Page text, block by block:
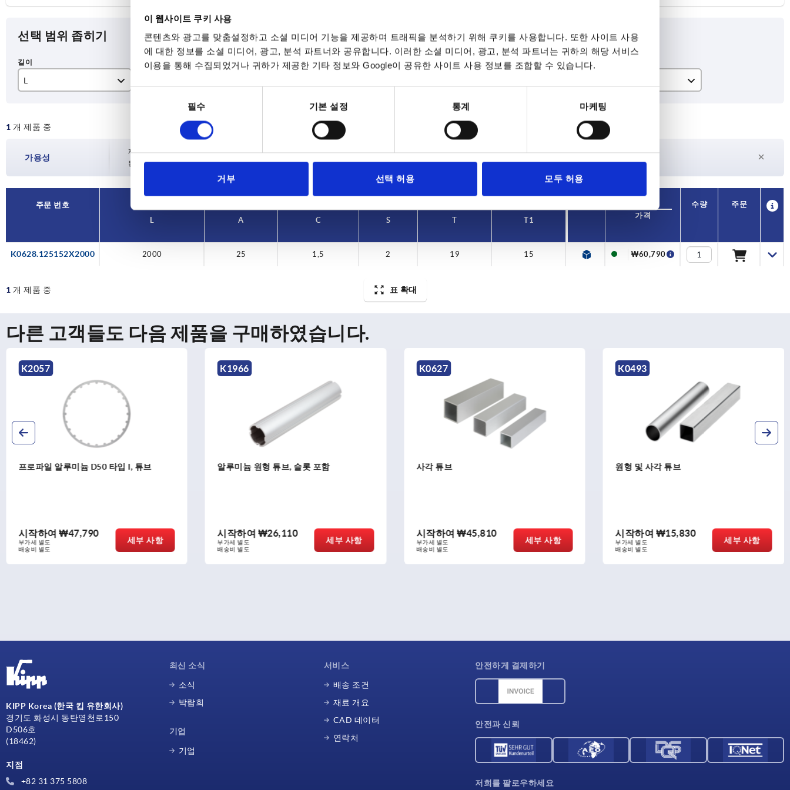
이 웹사이트 쿠키 사용
콘텐츠와 광고를 맞춤설정하고 소셜 미디어 기능을 제공하며 트래픽을 분석하기 위해 쿠키를 사용합니다. 또한 사이트 사용
에 대한 정보를 소셜 미디어, 광고, 분석 파트너와 공유합니다. 이러한 소셜 미디어, 광고, 분석 파트너는 귀하의 해당 서비스
이용을 통해 수집되었거나 귀하가 제공한 기타 정보와 Google이 공유한 사이트 사용 정보를 조합할 수 있습니다.
동
필수 기본 설정 통계 마케팅
거부 선택 허용 모두 허용
선택 범위 좁히기
L
15
1 개 제품 중
가용성
재고 현황은 하루에 여러 번 정기적으로 업데이트됩니다. 주문 완료 전 마지막 단계에서 확정
된 배송일을 확인하실 수 있습니다.
7~9 영업일
27일 이상
10-26 캘린더 일수
현재 재고 없음
주문 번호
L
A C S T T1
가격
수량 주문
K0628.125152X2000 2000 25 1,5 2 19 15 ₩60,790
1 개 제품 중 표 확대
다른 고객들도 다음 제품을 구매하였습니다.
K1966
알루미늄 원형 튜브, 슬롯 포함
시작하여₩26,110
부가세 별도
배송비 별도
세부 사항
K0627
사각 튜브
시작하여₩45,810
부가세 별도
배송비 별도
세부 사항
K0493
원형 및 사각 튜브
시작하여₩15,830
부가세 별도
배송비 별도
세부 사항
K2237
머신 피트가 통합된 정전기 방지식 레
시작하여₩478,830
부가세 별도
배송비 별도
세부 사항
KIPP Korea (한국 킵 유한회사)
경기도 화성시 동탄영천로150
D506호
(18462)
지점
+82 31 375 5808
최신 소식
소식
박람회
기업
기업
서비스
배송 조건
재료 개요
CAD 데이터
연락처
안전하게 결제하기
안전과 신뢰
저희를 팔로우하세요